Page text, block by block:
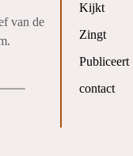
Kijkt
Zingt
Publiceert
contact
van de